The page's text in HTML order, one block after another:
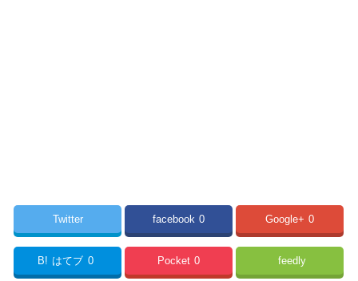
Twitter facebook 0 Google+ 0
B! はてブ 0 Pocket 0 feedly